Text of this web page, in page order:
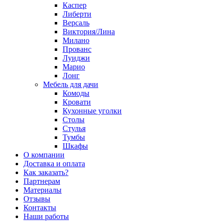
Каспер
Либерти
Версаль
Виктория/Лина
Милано
Прованс
Луиджи
Марио
Лонг
Мебель для дачи
Комоды
Кровати
Кухонные уголки
Столы
Стулья
Тумбы
Шкафы
О компании
Доставка и оплата
Как заказать?
Партнерам
Материалы
Отзывы
Контакты
Наши работы